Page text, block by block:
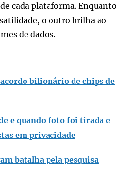
cada plataforma. Enquanto
o outro brilha ao
de dados.
bilionário de chips de
e quando foto foi tirada e
em privacidade
batalha pela pesquisa